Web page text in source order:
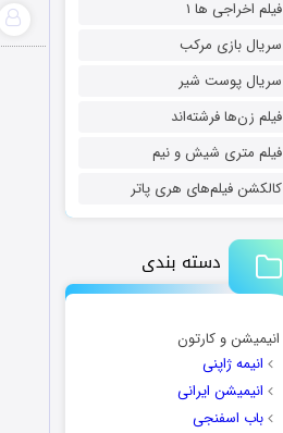
فیلم اخراجی ها ۱
سریال بازی مرکب
سریال پوست شیر
فیلم زن‌ها فرشته‌اند
فیلم متری شیش و نیم
کالکشن فیلم‌های هری پاتر
دسته بندی
انیمیشن و کارتون
انیمه ژاپنی
انیمیشن ایرانی
باب اسفنجی